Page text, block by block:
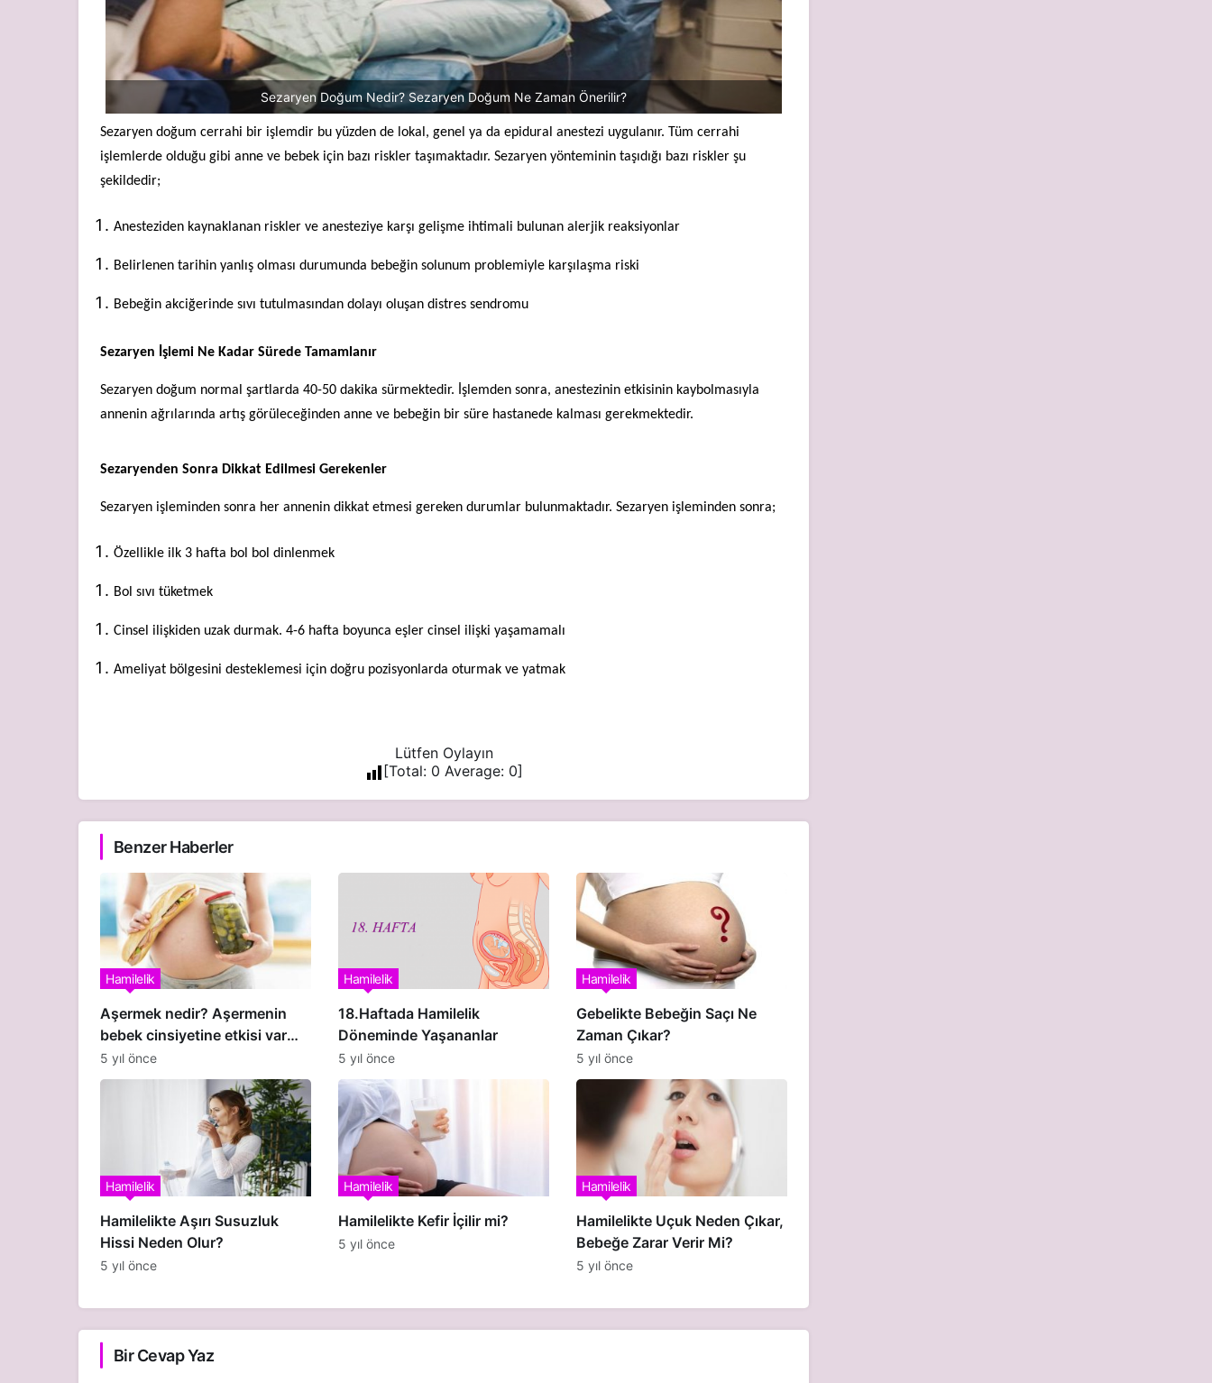
Sezaryen Doğum Nedir? Sezaryen Doğum Ne Zaman Önerilir?
Sezaryen doğum cerrahi bir işlemdir bu yüzden de lokal, genel ya daepidural anestezi uygulanır. Tüm cerrahi
işlemlerde olduğu gibi anne ve bebek için bazı riskler taşımaktadır. Sezaryen yönteminin taşıdığı bazı riskler şu
şekildedir;
Anesteziden kaynaklanan riskler ve anesteziye karşı gelişme ihtimali bulunan alerjik reaksiyonlar
Belirlenen tarihin yanlış olması durumunda bebeğin solunum problemiyle karşılaşma riski
Bebeğin akciğerinde sıvı tutulmasından dolayı oluşandistres sendromu
Sezaryen İşlemi Ne Kadar Sürede Tamamlanır
Sezaryen doğum normal şartlarda 40-50 dakika sürmektedir. İşlemden sonra, anestezinin etkisinin kaybolmasıyla
annenin ağrılarında artış görüleceğinden anne ve bebeğin bir süre hastanede kalması gerekmektedir.
Sezaryenden Sonra Dikkat Edilmesi Gerekenler
Sezaryen işleminden sonra her annenin dikkat etmesi gereken durumlar bulunmaktadır. Sezaryen işleminden sonra;
Özellikle ilk 3 hafta bol bol dinlenmek
Bol sıvı tüketmek
Cinsel ilişkiden uzak durmak. 4-6 hafta boyunca eşler cinsel ilişki yaşamamalı
Ameliyat bölgesini desteklemesi için doğru pozisyonlarda oturmak ve yatmak
Lütfen Oylayın
[Total: 0 Average: 0]
Benzer Haberler
Aşermek nedir? Aşermenin
bebek cinsiyetine etkisi var
mı?
Hamilelik
5 yıl önce
18.Haftada Hamilelik
Döneminde Yaşananlar
Hamilelik
5 yıl önce
Gebelikte Bebeğin Saçı Ne
Zaman Çıkar?
Hamilelik
5 yıl önce
Hamilelikte Aşırı Susuzluk
Hissi Neden Olur?
Hamilelik
5 yıl önce
Hamilelikte Kefir İçilir mi?
Hamilelik
5 yıl önce
Hamilelikte Uçuk Neden Çıkar,
Bebeğe Zarar Verir Mi?
Hamilelik
5 yıl önce
Bir Cevap Yaz